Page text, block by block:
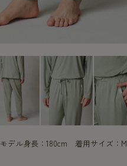
モデル身長：180cm 着用サイズ：M